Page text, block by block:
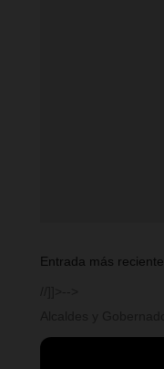
Entrada más reciente